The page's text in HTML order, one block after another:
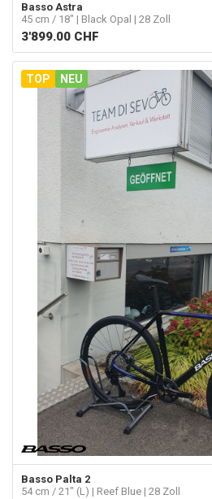
Basso Astra
45 cm / 18" | Black Opal | 28 Zoll
3'899.00 CHF
TOP NEU
Basso Palta 2
54 cm / 21" (L) | Reef Blue | 28 Zoll